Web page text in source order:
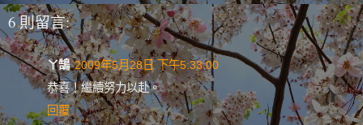
6 則留言:
ㄚ鵠 2009年5月28日 下午5:33:00
恭喜！繼續努力以赴。
回覆